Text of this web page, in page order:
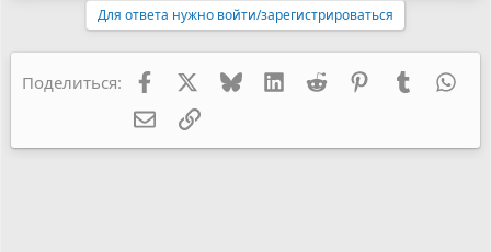
и
:
Для ответа нужно войти/зарегистрироваться
Поделиться: Facebook BlueskyLinkedInReddit PinterestTumblr
Электронная почта
Ссылка